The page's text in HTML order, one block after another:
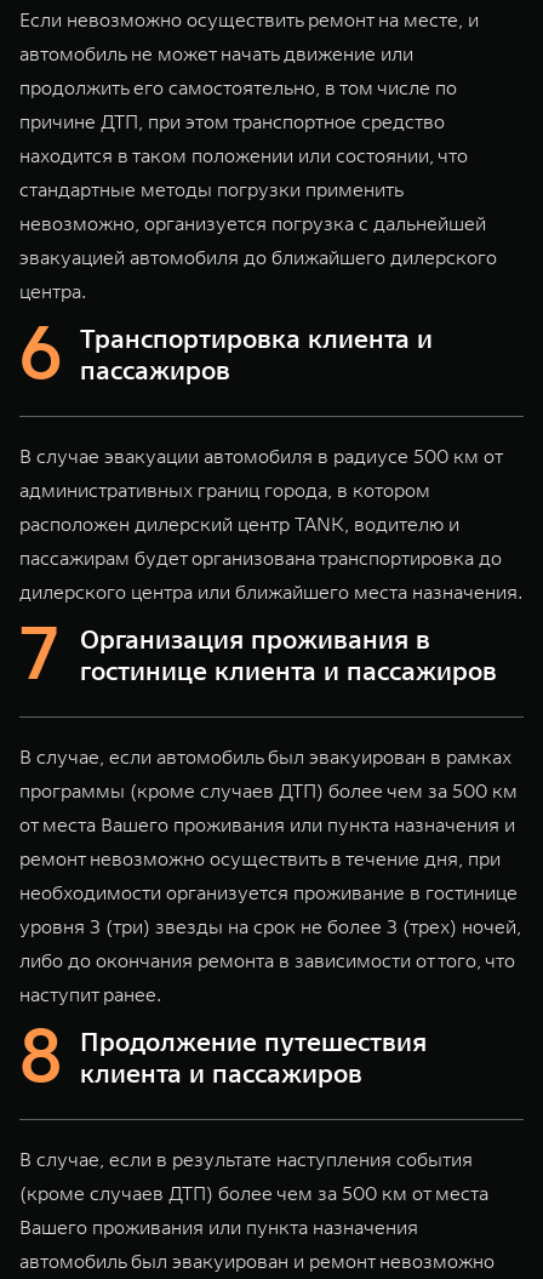
Если невозможно осуществить ремонт на месте, и
автомобиль не может начать движение или
продолжить его самостоятельно, в том числе по
причине ДТП, при этом транспортное средство
находится в таком положении или состоянии, что
стандартные методы погрузки применить
невозможно, организуется погрузка с дальнейшей
эвакуацией автомобиля до ближайшего дилерского
центра.
Транспортировка клиента и
пассажиров
В случае эвакуации автомобиля в радиусе 500 км от
административных границ города, в котором
расположен дилерский центр TANK, водителю и
пассажирам будет организована транспортировка до
дилерского центра или ближайшего места назначения.
Организация проживания в
гостинице клиента и пассажиров
В случае, если автомобиль был эвакуирован в рамках
программы (кроме случаев ДТП) более чем за 500 км
от места Вашего проживания или пункта назначения и
ремонт невозможно осуществить в течение дня, при
необходимости организуется проживание в гостинице
уровня 3 (три) звезды на срок не более 3 (трех) ночей,
либо до окончания ремонта в зависимости от того, что
наступит ранее.
Продолжение путешествия
клиента и пассажиров
В случае, если в результате наступления события
(кроме случаев ДТП) более чем за 500 км от места
Вашего проживания или пункта назначения
автомобиль был эвакуирован и ремонт невозможно